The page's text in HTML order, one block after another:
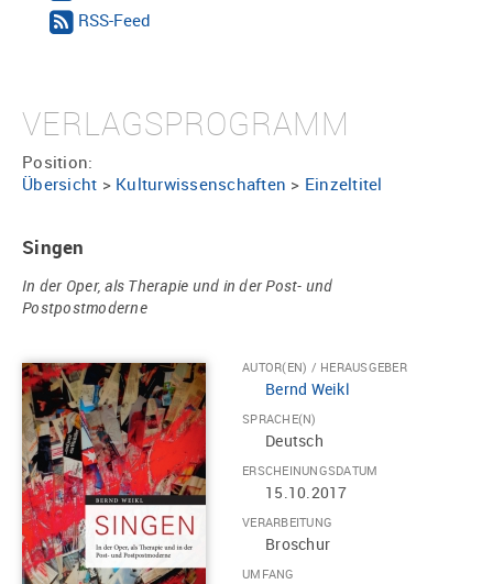
RSS-Feed
VERLAGSPROGRAMM
Position:
Übersicht > Kulturwissenschaften > Einzeltitel
Singen
In der Oper, als Therapie und in der Post- und
Postpostmoderne
AUTOR(EN) / HERAUSGEBER
Bernd Weikl
SPRACHE(N)
Deutsch
ERSCHEINUNGSDATUM
15.10.2017
VERARBEITUNG
Broschur
UMFANG